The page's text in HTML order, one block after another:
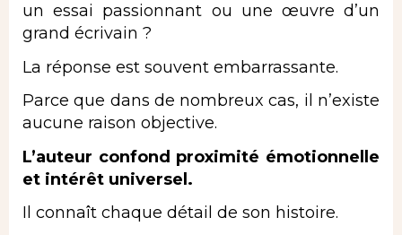
un essai passionnant ou une œuvre d’un
grand écrivain ?
La réponse est souvent embarrassante.
Parce que dans de nombreux cas, il n’existe
aucune raison objective.
L’auteur confond proximité émotionnelle
et intérêt universel.
Il connaît chaque détail de son histoire.